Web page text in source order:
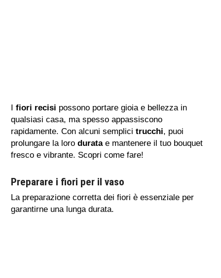
Ifiori recisi possono portare gioia e bellezza in
qualsiasi casa, ma spesso appassiscono
rapidamente. Con alcuni semplicitrucchi, puoi
prolungare la loroduratae mantenere il tuo bouquet
fresco e vibrante. Scopri come fare!
Preparare i fiori per il vaso
La preparazione corretta dei fiori è essenziale per
garantirne una lunga durata.